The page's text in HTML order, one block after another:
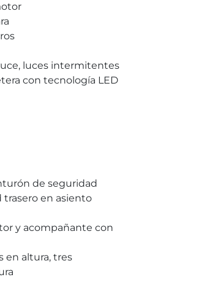
luces intermitentes
con tecnología LED
de seguridad
en asiento
y acompañante con
en altura, tres